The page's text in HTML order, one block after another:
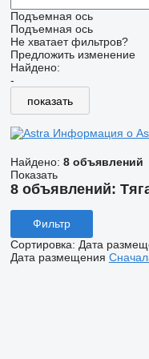
Подъемная ось
Подъемная ось
Не хватает фильтров?
Предложить изменение
Найдено:
-
показать
Информация о
Найдено: 8 объявлений
Показать
8 объявлений:
Фильтр
Сортировка: Дата
Дата размещения